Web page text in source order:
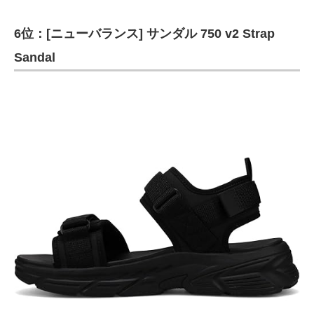
6位：[ニューバランス] サンダル 750 v2 Strap
Sandal